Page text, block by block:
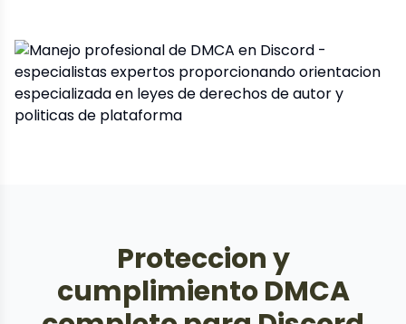
Proteccion y
cumplimiento DMCA